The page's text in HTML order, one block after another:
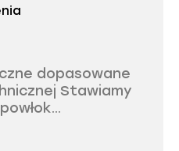
dopasowane
Stawiamy